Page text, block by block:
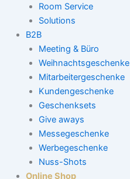
Room Service
Solutions
B2B
Meeting & Büro
Weihnachtsgeschenke
Mitarbeitergeschenke
Kundengeschenke
Geschenksets
Give aways
Messegeschenke
Werbegeschenke
Nuss-Shots
Online Shop